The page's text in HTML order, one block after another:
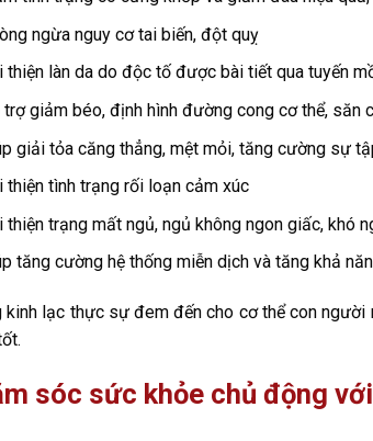
ngừa nguy cơ tai biến, đột quỵ
thiện làn da do độc tố được bài tiết qua tuyến
trợ giảm béo, định hình đường cong cơ thể, săn
giải tỏa căng thẳng, mệt mỏi, tăng cường sự
thiện tình trạng rối loạn cảm xúc
thiện trạng mất ngủ, ngủ không ngon giấc, khó
tăng cường hệ thống miễn dịch và tăng khả
kinh lạc thực sự đem đến cho cơ thể con
sóc sức khỏe chủ động